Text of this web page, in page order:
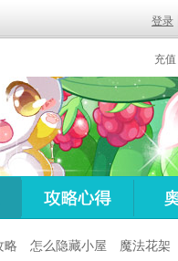
登录
充值
略 怎么隐藏小屋 魔法花架